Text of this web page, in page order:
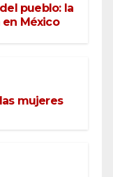
pueblo: la
México
mujeres